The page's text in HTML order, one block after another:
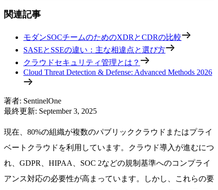
関連記事
モダンSOCチームのためのXDRとCDRの比較
SASEとSSEの違い：主な相違点と選び方
クラウドセキュリティ管理とは？
Cloud Threat Detection & Defense: Advanced Methods 2026
著者: SentinelOne
最終更新: September 3, 2025
現在、80%の組織が複数のパブリッククラウドまたはプライ
ベートクラウドを利用しています。クラウド導入が進むにつ
れ、GDPR、HIPAA、SOC 2などの規制基準へのコンプライ
アンス対応の必要性が高まっています。しかし、これらの要